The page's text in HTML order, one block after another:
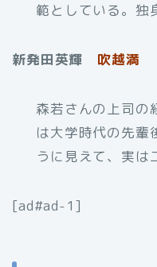
範としている。独
新発田英輝 吹越満
森若さんの上司の
は大学時代の先輩
うに見えて、実は
[ad#ad-1]